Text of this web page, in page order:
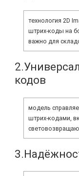
технология 2D
штрих‑коды на
важно для
кодов
модель
штрих‑кодами,